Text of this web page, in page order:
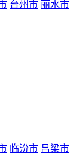
台州市 丽水市
临汾市 吕梁市